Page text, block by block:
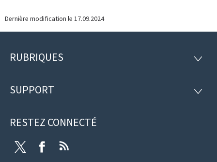
Dernière modification le 17.09.2024
Pied
page
RUBRIQUES
SUPPORT
RESTEZ CONNECTÉ
Twitter Facebook